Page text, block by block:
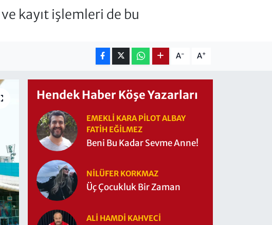
kayıt işlemleri de bu
A- A+
Hendek Haber Köşe Yazarları
EMEKLI KARA PILOT ALBAY
FATIH EĞİLMEZ
Beni Bu Kadar Sevme Anne!
NILÜFER KORKMAZ
Üç Çocukluk Bir Zaman
ALI HAMDI KAHVECİ